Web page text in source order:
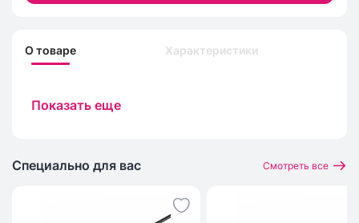
О товаре Характеристики
Показать еще
Специально для вас Смотреть все